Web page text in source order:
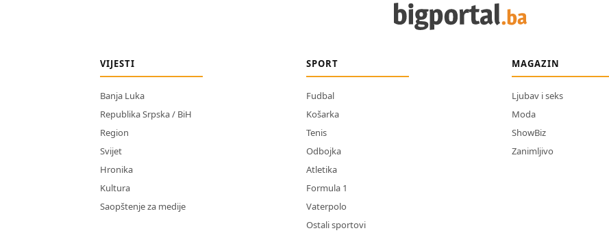
VIJESTI
Banja Luka
Republika Srpska / BiH
Region
Svijet
Hronika
Kultura
Saopštenje za medije
SPORT
Fudbal
Košarka
Tenis
Odbojka
Atletika
Formula 1
Vaterpolo
Ostali sportovi
MAGAZIN
Ljubav i seks
Moda
ShowBiz
Zanimljivo